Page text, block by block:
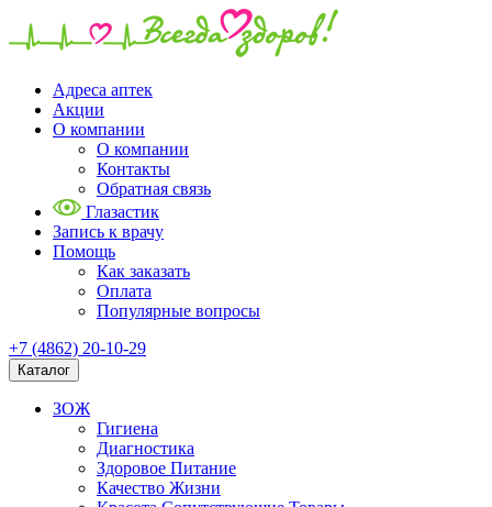
Адреса аптек
Акции
О компании
О компании
Контакты
Обратная связь
Глазастик
Запись к врачу
Помощь
Как заказать
Оплата
Популярные вопросы
+7 (4862) 20-10-29
Каталог
ЗОЖ
Гигиена
Диагностика
Здоровое Питание
Качество Жизни